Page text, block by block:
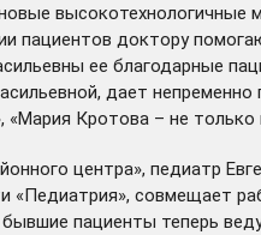
пациентов доктору
ее благодарные
дает
Кротова – не
центра», педиатр
«Педиатрия», совмещает
пациенты теперь